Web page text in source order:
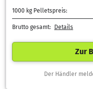
1000 kg Pelletspreis:
Brutto gesamt: Details
Zur
Der Händler